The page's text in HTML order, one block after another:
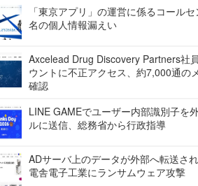
「東京アプリ」の運営に係るコール
名の個人情報漏えい
Axcelead Drug Discovery Partners社
ウントに不正アクセス、約7,000通の
確認
LINE GAMEでユーザー内部識別子を
ルに送信、総務省から行政指導
ADサーバ上のデータが外部へ転送さ
電舎電子工業にランサムウェア攻撃